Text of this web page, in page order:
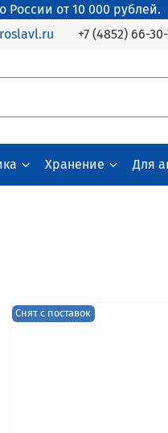
России от 10 000 рублей.
+7 (4852) 66-
Хранение Для
Снят с поставок